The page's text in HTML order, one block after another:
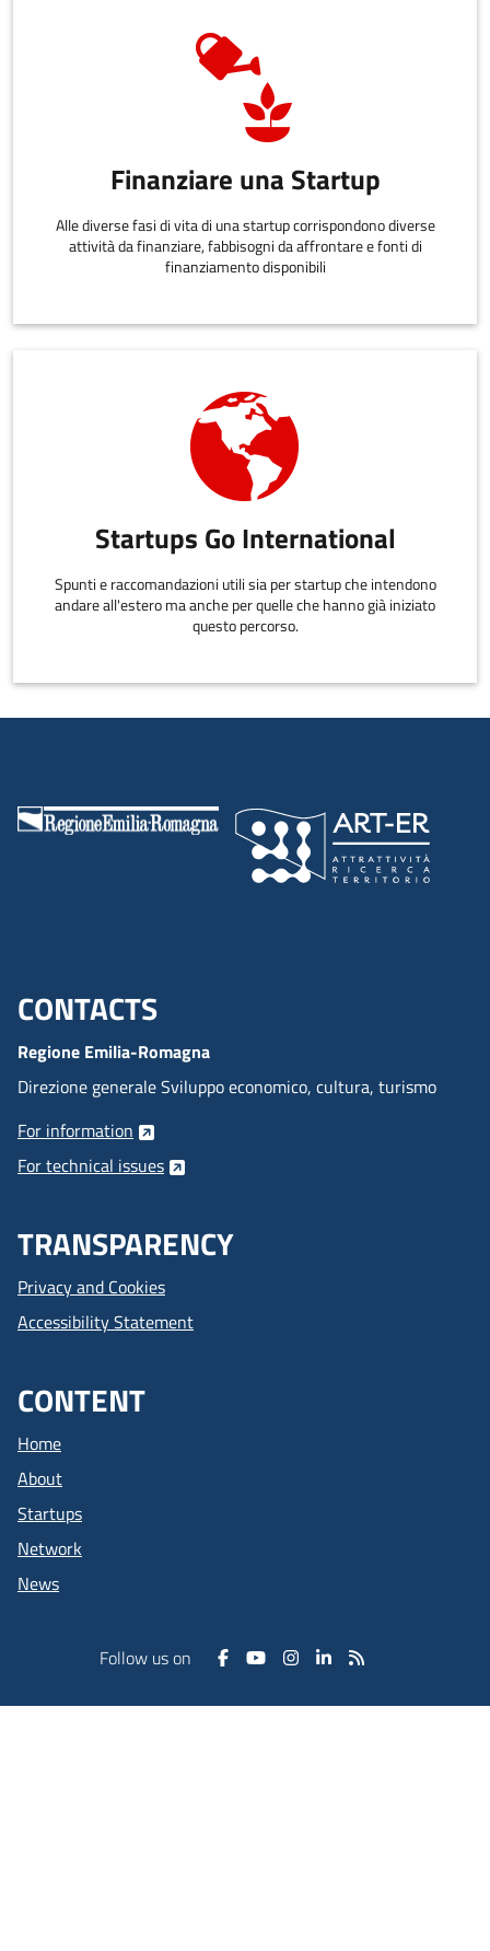
Finanziare una Startup
Alle diverse fasi di vita di una startup corrispondono diverse
attività da finanziare, fabbisogni da affrontare e fonti di
finanziamento disponibili
Startups Go International
Spunti e raccomandazioni utili sia per startup che intendono
andare all'estero ma anche per quelle che hanno già iniziato
questo percorso.
Menu footer inglese
CONTACTS
Regione Emilia-Romagna
Direzione generale Sviluppo economico, cultura, turismo
For information
For technical issues
TRANSPARENCY
Privacy and Cookies
Accessibility Statement
CONTENT
Home
About
Startups
Network
News
Follow us on